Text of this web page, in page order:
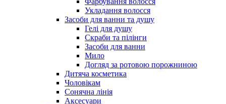
Укладання волосся
Засоби для ванни та душу
Гелі для душу
Скраби та пілінги
Засоби для ванни
Мило
Догляд за ротовою порожниною
Дитяча косметика
Чоловікам
Сонячна лінія
Аксесуари